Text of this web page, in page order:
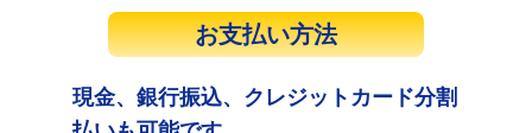
お支払い方法
現金、銀行振込、クレジットカード分割